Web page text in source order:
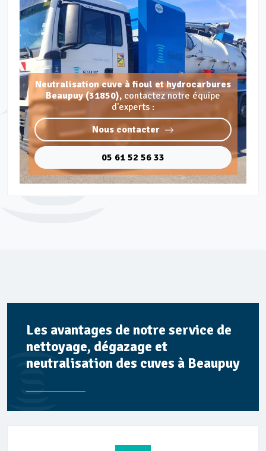
Neutralisation cuve à fioul et hydrocarbures
Beaupuy (31850), contactez notre équipe
d'experts :
Nous contacter
05 61 52 56 33
Les avantages de notre service de
nettoyage, dégazage et
neutralisation des cuves à Beaupuy